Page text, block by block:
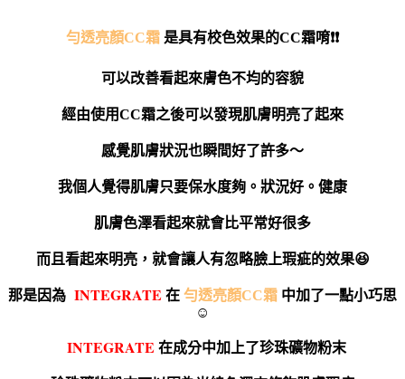
勻透亮顏CC霜 是具有校色效果的CC霜唷❗️❗️
可以改善看起來膚色不均的容貌
經由使用CC霜之後可以發現肌膚明亮了起來
感覺肌膚狀況也瞬間好了許多～
我個人覺得肌膚只要保水度夠。狀況好。健康
肌膚色澤看起來就會比平常好很多
而且看起來明亮，就會讓人有忽略臉上瑕疵的效果😆
那是因為 INTEGRATE 在 勻透亮顏CC霜 中加了一點小巧思
☺️
INTEGRATE 在成分中加上了珍珠礦物粉末